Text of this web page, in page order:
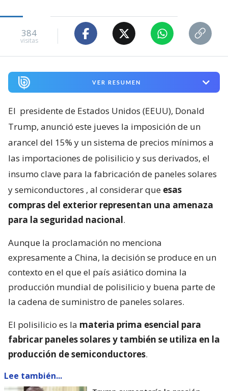
384
visitas
VER RESUMEN
El presidente de Estados Unidos (EEUU), Donald
Trump, anunció este jueves la imposición de un
arancel del 15% y un sistema de precios mínimos a
las importaciones de polisilicio y sus derivados, el
insumo clave para la fabricación de paneles solares
y semiconductores , al considerar que esas
compras del exterior representan una amenaza
para la seguridad nacional.
Aunque la proclamación no menciona
expresamente a China, la decisión se produce en un
contexto en el que el país asiático domina la
producción mundial de polisilicio y buena parte de
la cadena de suministro de paneles solares.
El polisilicio es la materia prima esencial para
fabricar paneles solares y también se utiliza en la
producción de semiconductores.
Lee también...